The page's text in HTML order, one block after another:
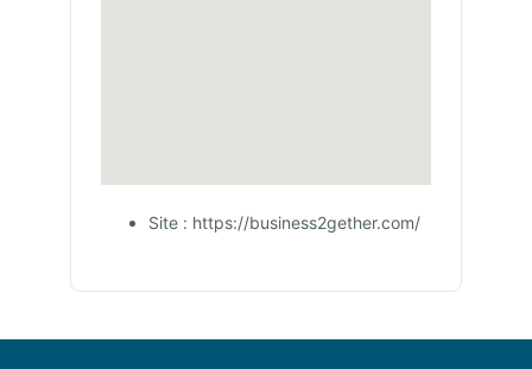
Site : https://business2gether.com/